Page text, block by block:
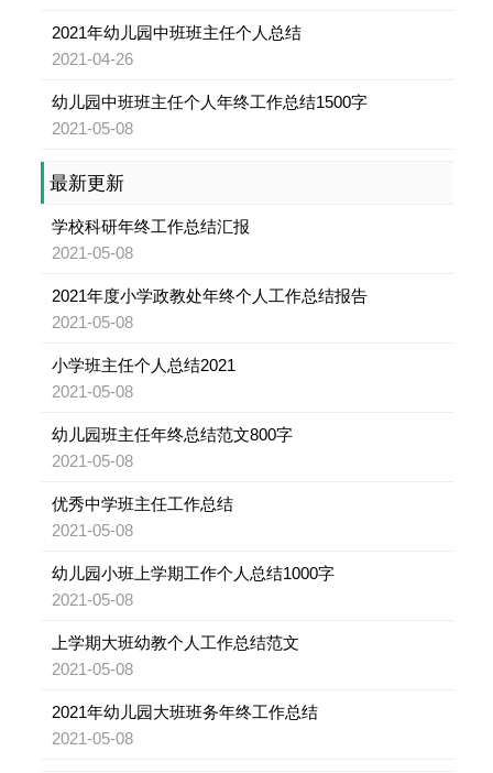
2021年幼儿园中班班主任个人总结
2021-04-26
幼儿园中班班主任个人年终工作总结1500字
2021-05-08
最新更新
学校科研年终工作总结汇报
2021-05-08
2021年度小学政教处年终个人工作总结报告
2021-05-08
小学班主任个人总结2021
2021-05-08
幼儿园班主任年终总结范文800字
2021-05-08
优秀中学班主任工作总结
2021-05-08
幼儿园小班上学期工作个人总结1000字
2021-05-08
上学期大班幼教个人工作总结范文
2021-05-08
2021年幼儿园大班班务年终工作总结
2021-05-08